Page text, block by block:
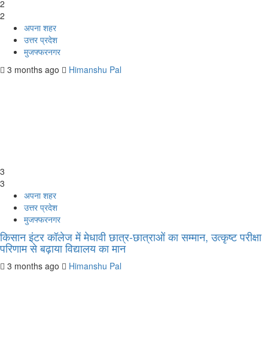
2
2
अपना शहर
उत्तर प्रदेश
मुजफ्फरनगर
3 months ago
Himanshu Pal
3
3
अपना शहर
उत्तर प्रदेश
मुजफ्फरनगर
किसान इंटर कॉलेज में मेधावी छात्र-छात्राओं का सम्मान, उत्कृष्ट परीक्षा
परिणाम से बढ़ाया विद्यालय का मान
3 months ago Himanshu Pal